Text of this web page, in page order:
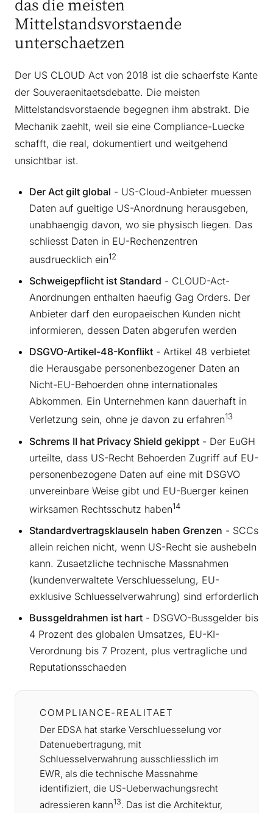
das die meisten
Mittelstandsvorstaende
unterschaetzen
Der US CLOUD Act von 2018 ist die schaerfste Kante
der Souveraenitaetsdebatte. Die meisten
Mittelstandsvorstaende begegnen ihm abstrakt. Die
Mechanik zaehlt, weil sie eine Compliance-Luecke
schafft, die real, dokumentiert und weitgehend
unsichtbar ist.
Der Act gilt global - US-Cloud-Anbieter muessen
Daten auf gueltige US-Anordnung herausgeben,
unabhaengig davon, wo sie physisch liegen. Das
schliesst Daten in EU-Rechenzentren
ausdruecklich ein12
Schweigepflicht ist Standard - CLOUD-Act-
Anordnungen enthalten haeufig Gag Orders. Der
Anbieter darf den europaeischen Kunden nicht
informieren, dessen Daten abgerufen werden
DSGVO-Artikel-48-Konflikt - Artikel 48 verbietet
die Herausgabe personenbezogener Daten an
Nicht-EU-Behoerden ohne internationales
Abkommen. Ein Unternehmen kann dauerhaft in
Verletzung sein, ohne je davon zu erfahren13
Schrems II hat Privacy Shield gekippt - Der EuGH
urteilte, dass US-Recht Behoerden Zugriff auf EU-
personenbezogene Daten auf eine mit DSGVO
unvereinbare Weise gibt und EU-Buerger keinen
wirksamen Rechtsschutz haben14
Standardvertragsklauseln haben Grenzen - SCCs
allein reichen nicht, wenn US-Recht sie aushebeln
kann. Zusaetzliche technische Massnahmen
(kundenverwaltete Verschluesselung, EU-
exklusive Schluesselverwahrung) sind erforderlich
Bussgeldrahmen ist hart - DSGVO-Bussgelder bis
4 Prozent des globalen Umsatzes, EU-KI-
Verordnung bis 7 Prozent, plus vertragliche und
Reputationsschaeden
COMPLIANCE-REALITAET
Der EDSA hat starke Verschluesselung vor
Datenuebertragung, mit
Schluesselverwahrung ausschliesslich im
EWR, als die technische Massnahme
identifiziert, die US-Ueberwachungsrecht
adressieren kann13. Das ist die Architektur,